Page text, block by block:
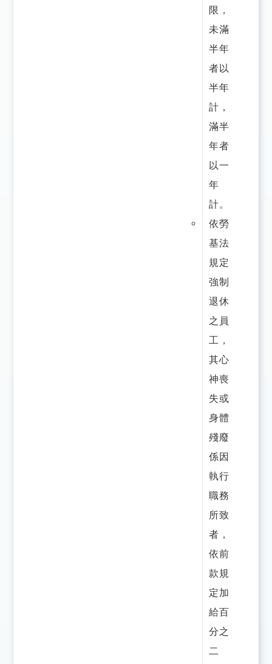
限，
未滿
半年
者以
半年
計，
滿半
年者
以一
年
計。
依勞
基法
規定
強制
退休
之員
工，
其心
神喪
失或
身體
殘廢
係因
執行
職務
所致
者，
依前
款規
定加
給百
分之
二